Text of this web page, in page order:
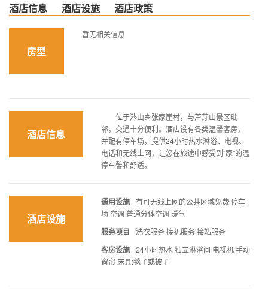
酒店信息 酒店设施 酒店政策
房型
暂无相关信息
酒店信息
位于涔山乡张家崖村，与芦芽山景区毗
邻，交通十分便利。酒店设有各类温馨客房，
并配有停车场，提供24小时热水淋浴、电视、
电话和无线上网，让您在旅途中感受到“家”的温
停车馨和舒适。
酒店设施
通用设施 有可无线上网的公共区域免费 停车
场 空调 普通分体空调 暖气
服务项目 洗衣服务 接机服务 接站服务
客房设施 24小时热水 独立淋浴间 电视机 手动
窗帘 床具:毯子或被子